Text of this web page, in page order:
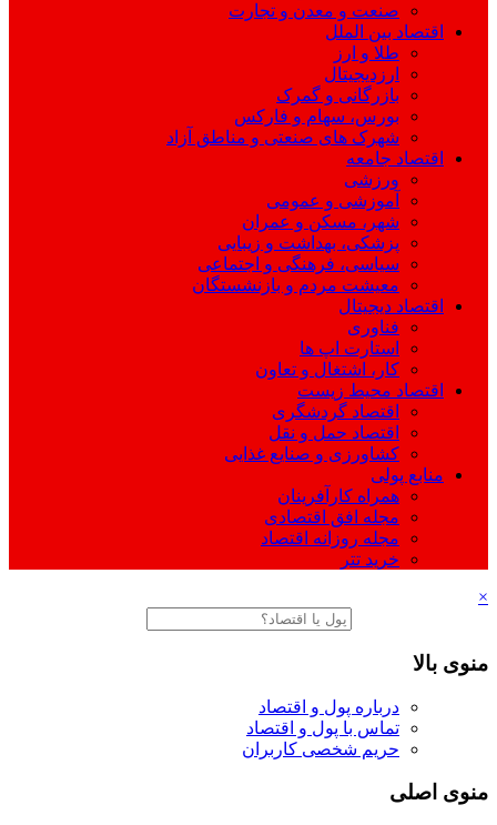
صنعت و معدن و تجارت
اقتصاد بین الملل
طلا و ارز
ارزدیجیتال
بازرگانی و گمرک
بورس، سهام و فارکس
شهرک های صنعتی و مناطق آزاد
اقتصاد جامعه
ورزشی
آموزشی و عمومی
شهر، مسکن و عمران
پزشکی، بهداشت و زیبایی
سیاسی، فرهنگی و اجتماعی
معیشت مردم و بازنشستگان
اقتصاد دیجیتال
فناوری
استارت اپ ها
کار، اشتغال و تعاون
اقتصاد محیط زیست
اقتصاد گردشگری
اقتصاد حمل و نقل
کشاورزی و صنایع غذایی
منابع پولی
همراه کارآفرینان
مجله افق اقتصادی
مجله روزانه اقتصاد
خرید تتر
×
منوی بالا
درباره پول و اقتصاد
تماس با پول و اقتصاد
حریم شخصی کاربران
منوی اصلی